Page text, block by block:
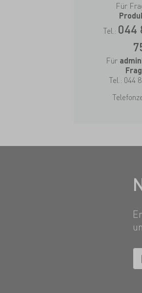
Für
Tel.: 044
Für
Tel.: 044